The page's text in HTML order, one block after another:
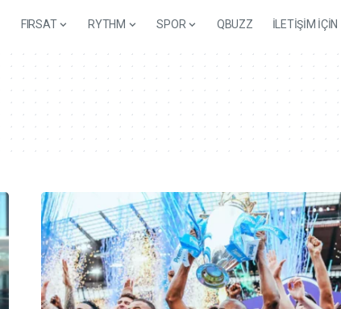
FIRSAT RYTHM SPOR QBUZZ İLETİŞİM İÇİN